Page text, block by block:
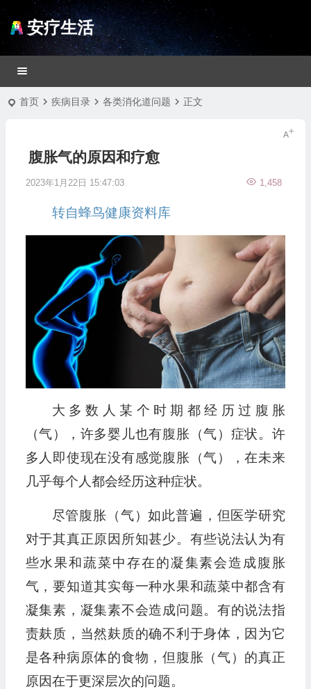
安疗生活
首页 疾病目录 各类消化道问题 正文
腹胀气的原因和疗愈
2023年1月22日 15:47:03 1,458
转自蜂鸟健康资料库
大多数人某个时期都经历过腹胀
（气），许多婴儿也有腹胀（气）症状。许
多人即使现在没有感觉腹胀（气），在未来
几乎每个人都会经历这种症状。
尽管腹胀（气）如此普遍，但医学研究
对于其真正原因所知甚少。有些说法认为有
些水果和蔬菜中存在的凝集素会造成腹胀
气，要知道其实每一种水果和蔬菜中都含有
凝集素，凝集素不会造成问题。有的说法指
责麸质，当然麸质的确不利于身体，因为它
是各种病原体的食物，但腹胀（气）的真正
原因在于更深层次的问题。